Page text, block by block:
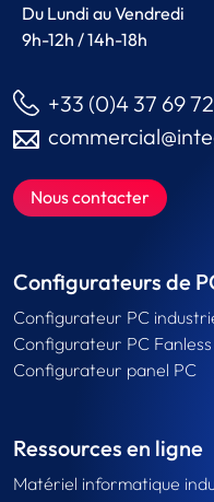
Du Lundi au Vendredi
9h-12h / 14h-18h
+33 (0)4 37 69
Nous contacter
Configurateurs de
Configurateur PC
Configurateur PC Fanless
Configurateur panel PC
Ressources en ligne
Matériel informatique